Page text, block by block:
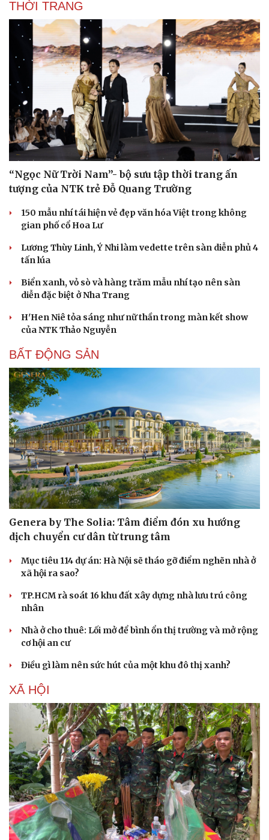
Sức khỏe
Dinh dưỡng - món ngon
Sản phụ khoa
Nhi khoa
Nam khoa
Làm đẹp - giảm cân
Phòng mạch online
Ăn sạch sống khỏe
Đời sống
Tình yêu - Gia đình
THỜI TRANG
“Ngọc Nữ Trời Nam”- bộ sưu tập thời trang ấn
tượng của NTK trẻ Đỗ Quang Trường
150 mẫu nhí tái hiện vẻ đẹp văn hóa Việt trong không
gian phố cổ Hoa Lư
Lương Thùy Linh, Ý Nhi làm vedette trên sàn diễn phủ 4
tấn lúa
Biển xanh, vỏ sò và hàng trăm mẫu nhí tạo nên sàn
diễn đặc biệt ở Nha Trang
H'Hen Niê tỏa sáng như nữ thần trong màn kết show
của NTK Thảo Nguyễn
BẤT ĐỘNG SẢN
Genera by The Solia: Tâm điểm đón xu hướng
dịch chuyển cư dân từ trung tâm
Mục tiêu 114 dự án: Hà Nội sẽ tháo gỡ điểm nghẽn nhà ở
xã hội ra sao?
TP.HCM rà soát 16 khu đất xây dựng nhà lưu trú công
nhân
Nhà ở cho thuê: Lối mở để bình ổn thị trường và mở rộng
cơ hội an cư
Điều gì làm nên sức hút của một khu đô thị xanh?
XÃ HỘI